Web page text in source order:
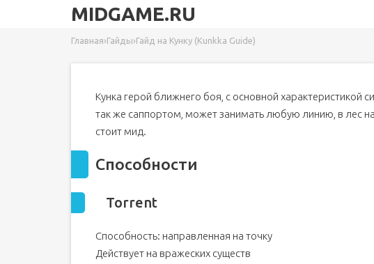
MIDGAME.RU
Главная›Гайды›Гайд на Кунку (Kunkka Guide)
Кунка герой ближнего боя, с основной характеристикой
так же саппортом, может занимать любую линию, в лес
стоит мид.
Способности
Torrent
Способность: направленная на точку
Действует на вражеских существ